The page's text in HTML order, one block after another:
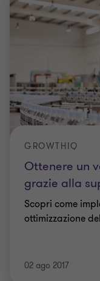
Ottenere un
grazie alla
GROWTHIQ
Scopri come
ottimizzazione
02 ago 2017